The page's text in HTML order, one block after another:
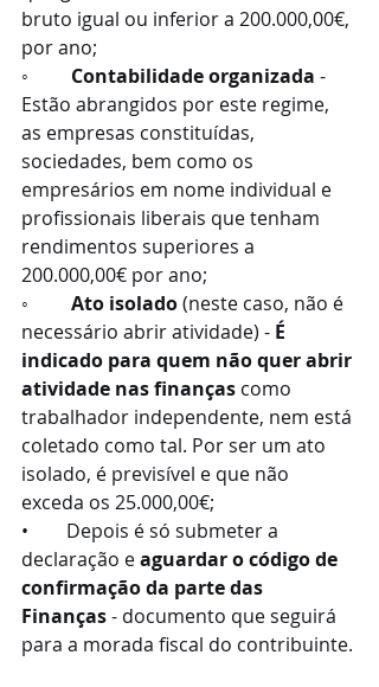
bruto igual ou inferior a 200.000,00€,
por ano;
◦ Contabilidade organizada -
Estão abrangidos por este regime,
as empresas constituídas,
sociedades, bem como os
empresários em nome individual e
profissionais liberais que tenham
rendimentos superiores a
200.000,00€ por ano;
◦ Ato isolado (neste caso, não é
necessário abrir atividade) - É
indicado para quem não quer abrir
atividade nas finanças como
trabalhador independente, nem está
coletado como tal. Por ser um ato
isolado, é previsível e que não
exceda os 25.000,00€;
•        Depois é só submeter a
declaração e aguardar o código de
confirmação da parte das
Finanças - documento que seguirá
para a morada fiscal do contribuinte.